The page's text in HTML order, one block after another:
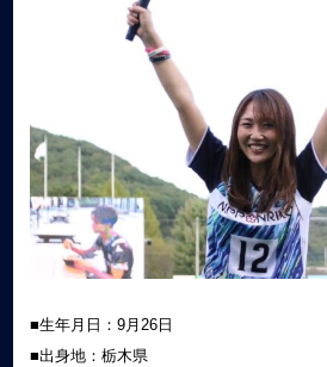
■生年月日：9月26日
■出身地：栃木県